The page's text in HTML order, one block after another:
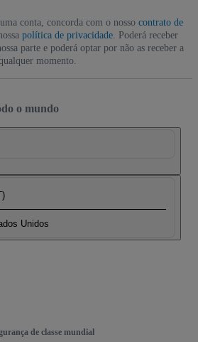
conta, concorda com o nosso contrato de
política de privacidade . Poderá receber
parte e poderá optar por não as receber a
momento.
o mundo
Unidos
de classe mundial